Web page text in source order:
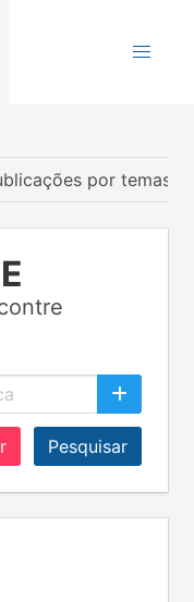
por temas
Pesquisar